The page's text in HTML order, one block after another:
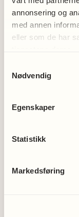
annonsering og
med annen
eller som de har
Nødvendig
Egenskaper
Statistikk
Markedsføring
av
Nye